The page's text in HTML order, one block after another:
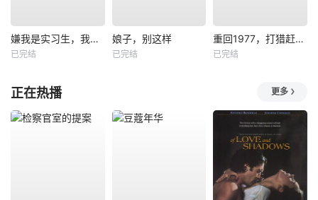
嫌我是实习生，我亮出老板身份
已完结
娘子，别这样
已完结
重回1977，打猎赶山娶老婆
已完结
正在热播 更多